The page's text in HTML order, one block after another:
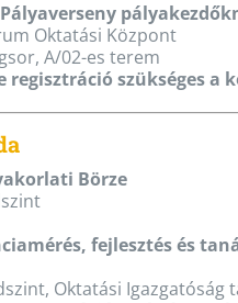
Pályaverseny
Oktatási Központ
A/02-es terem
regisztráció szükséges a
Börze
fejlesztés és
Oktatási Igazgatóság